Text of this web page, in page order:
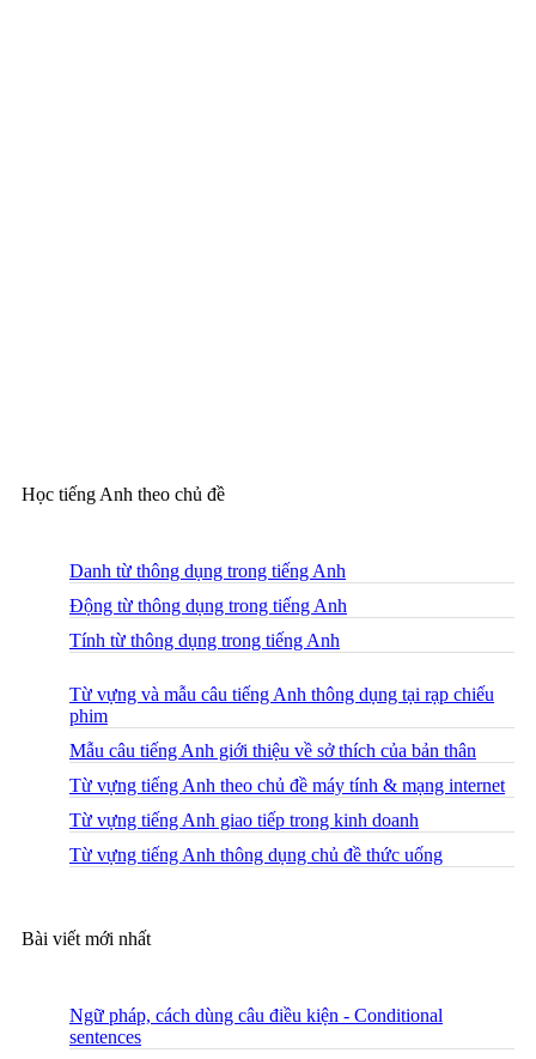
Học tiếng Anh theo chủ đề
Danh từ thông dụng trong tiếng Anh
Động từ thông dụng trong tiếng Anh
Tính từ thông dụng trong tiếng Anh
Từ vựng và mẫu câu tiếng Anh thông dụng tại rạp chiếu
phim
Mẫu câu tiếng Anh giới thiệu về sở thích của bản thân
Từ vựng tiếng Anh theo chủ đề máy tính & mạng internet
Từ vựng tiếng Anh giao tiếp trong kinh doanh
Từ vựng tiếng Anh thông dụng chủ đề thức uống
Bài viết mới nhất
Ngữ pháp, cách dùng câu điều kiện - Conditional
sentences